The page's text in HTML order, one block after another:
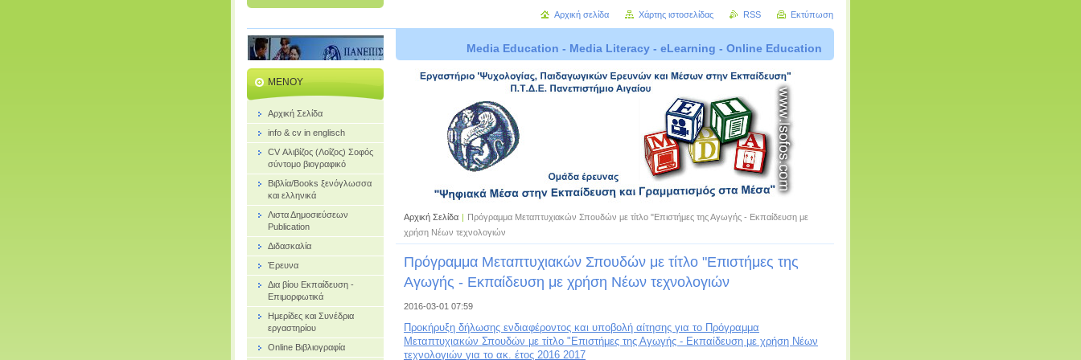
Media Education - Media Literacy - eLearning - Online Education
Αρχική Σελίδα | Πρόγραμμα Μεταπτυχιακών Σπουδών με τίτλο "Επιστήμες της Αγωγής - Εκπαίδευση με
χρήση Νέων τεχνολογιών
Πρόγραμμα Μεταπτυχιακών Σπουδών με τίτλο "Επιστήμες της
Αγωγής - Εκπαίδευση με χρήση Νέων τεχνολογιών
2016-03-01 07:59
Προκήρυξη δήλωσης ενδιαφέροντος και υποβολή αίτησης για το Πρόγραμμα
Μεταπτυχιακών Σπουδών με τίτλο "Επιστήμες της Αγωγής - Εκπαίδευση με χρήση Νέων
τεχνολογιών για το ακ. έτος 2016 2017
ΜΕΝΟΎ
Αρχική Σελίδα
info & cv in englisch
CV Αλιβίζος (Λοΐζος) Σοφός
σύντομο βιογραφικό
Bιβλία/Books ξενόγλωσσα
και ελληνικά
Λιστα Δημοσιεύσεων
Publication
Διδασκαλία
Έρευνα
Δια βίου Εκπαίδευση -
Επιμορφωτικά
Ημερίδες και Συνέδρια
εργαστηρίου
Online Βιβλιογραφία
Αρχική σελίδα Χάρτης ιστοσελίδας RSS Εκτύπωση